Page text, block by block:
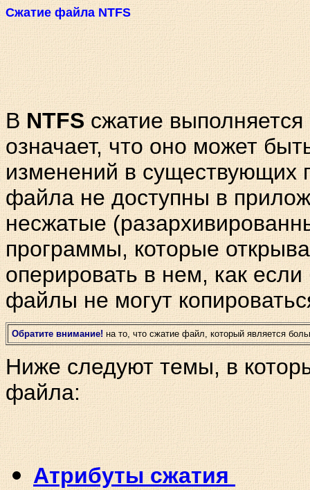
Сжатие файла NTFS
ВNTFSсжатие
означает, что оно может
изменений в
файла не доступны в
несжатые
программы, которые
оперировать в нем, как
файлы не могут
Обратите внимание! на то, что сжатие файл, который является
Ниже следуют темы, в
файла:
Атрибуты сжатия